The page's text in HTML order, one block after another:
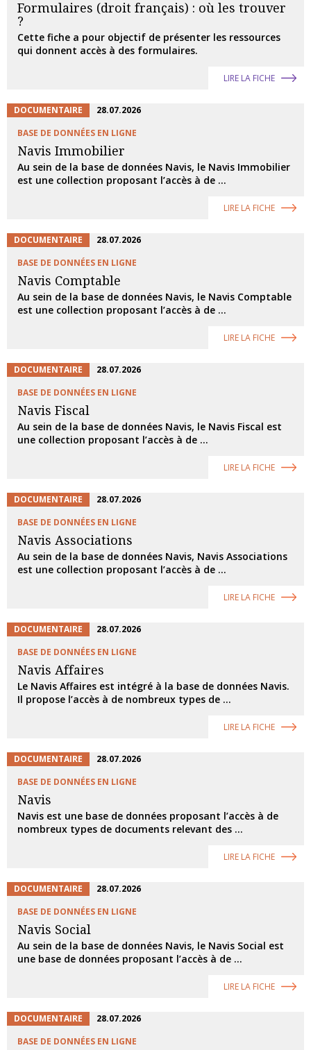
Formulaires (droit français) : où les trouver
?
Cette fiche a pour objectif de présenter les ressources
qui donnent accès à des formulaires.
LIRE LA FICHE
DOCUMENTAIRE
28.07.2026
BASE DE DONNÉES EN LIGNE
Navis Immobilier
Au sein de la base de données Navis, le Navis Immobilier
est une collection proposant l’accès à de ...
LIRE LA FICHE
DOCUMENTAIRE
28.07.2026
BASE DE DONNÉES EN LIGNE
Navis Comptable
Au sein de la base de données Navis, le Navis Comptable
est une collection proposant l’accès à de ...
LIRE LA FICHE
DOCUMENTAIRE
28.07.2026
BASE DE DONNÉES EN LIGNE
Navis Fiscal
Au sein de la base de données Navis, le Navis Fiscal est
une collection proposant l’accès à de ...
LIRE LA FICHE
DOCUMENTAIRE
28.07.2026
BASE DE DONNÉES EN LIGNE
Navis Associations
Au sein de la base de données Navis, Navis Associations
est une collection proposant l’accès à de ...
LIRE LA FICHE
DOCUMENTAIRE
28.07.2026
BASE DE DONNÉES EN LIGNE
Navis Affaires
Le Navis Affaires est intégré à la base de données Navis.
Il propose l’accès à de nombreux types de ...
LIRE LA FICHE
DOCUMENTAIRE
28.07.2026
BASE DE DONNÉES EN LIGNE
Navis
Navis est une base de données proposant l’accès à de
nombreux types de documents relevant des ...
LIRE LA FICHE
DOCUMENTAIRE
28.07.2026
BASE DE DONNÉES EN LIGNE
Navis Social
Au sein de la base de données Navis, le Navis Social est
une base de données proposant l’accès à de ...
LIRE LA FICHE
DOCUMENTAIRE
28.07.2026
BASE DE DONNÉES EN LIGNE